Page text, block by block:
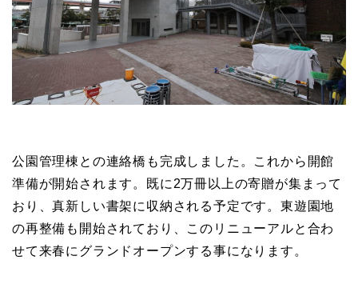
公園管理棟との連絡橋も完成しました。これから開館
準備が開始されます。既に2万冊以上の寄贈が集まって
おり、真新しい書架に収納される予定です。東遊園地
の再整備も開始されており、このリニューアルと合わ
せて来春にグランドオープンする事になります。